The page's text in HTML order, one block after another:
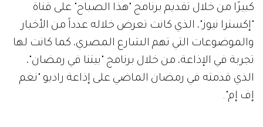
كبيرًا من خلال تقديم برنامج "هذا الصباح" على قناة
"إكسترا نيوز"، الذي كانت تعرض خلاله عدداً من الأخبار
والموضوعات التي تهم الشارع المصري، كما كانت لها
تجربة في الإذاعة، من خلال برنامج "بيتنا في رمضان"،
الذي قدمته في رمضان الماضي على إذاعة راديو "نغم
إف إم".